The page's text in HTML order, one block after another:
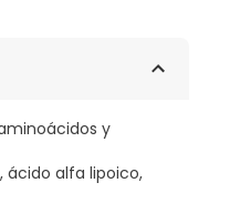
y
alfa lipoico,